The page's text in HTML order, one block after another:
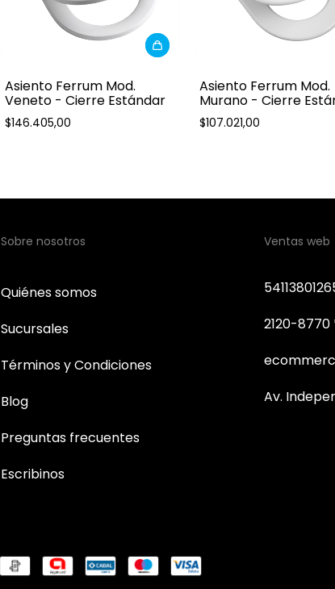
Asiento Ferrum Mod.
Veneto - Cierre Estándar
$146.405,00
Asiento Ferrum Mod.
Murano - Cierre
$107.021,00
Sobre nosotros
Quiénes somos
Sucursales
Términos y Condiciones
Blog
Preguntas frecuentes
Escribinos
Ventas web
2120-8770
Av.